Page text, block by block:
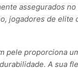
assegurados
jogadores de elite
pele proporciona
A sua